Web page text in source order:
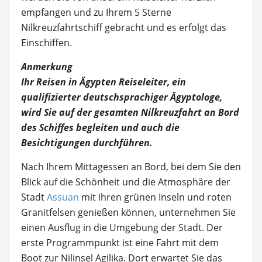
empfangen und zu Ihrem 5 Sterne
Nilkreuzfahrtschiff gebracht und es erfolgt das
Einschiffen.
Anmerkung
Ihr Reisen in Ägypten Reiseleiter, ein
qualifizierter deutschsprachiger Ägyptologe,
wird Sie auf der gesamten Nilkreuzfahrt an Bord
des Schiffes begleiten und auch die
Besichtigungen durchführen.
Nach Ihrem Mittagessen an Bord, bei dem Sie den
Blick auf die Schönheit und die Atmosphäre der
StadtAssuan mit ihren grünen Inseln und roten
Granitfelsen genießen können, unternehmen Sie
einen Ausflug in die Umgebung der Stadt. Der
erste Programmpunkt ist eine Fahrt mit dem
Boot zur Nilinsel Agilika. Dort erwartet Sie das